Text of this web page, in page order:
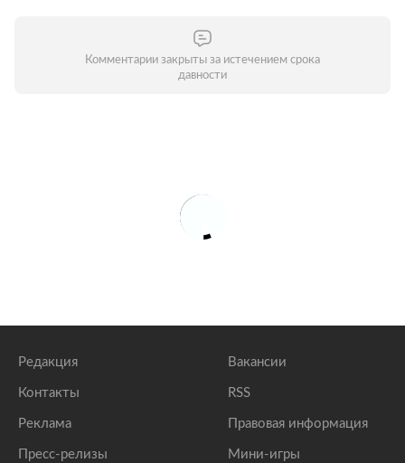
Комментарии закрыты за истечением срока
давности
Редакция
Контакты
Реклама
Пресс-релизы
Вакансии
RSS
Правовая информация
Мини-игры